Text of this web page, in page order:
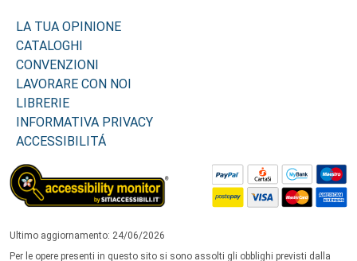
LA TUA OPINIONE
CATALOGHI
CONVENZIONI
LAVORARE CON NOI
LIBRERIE
INFORMATIVA PRIVACY
ACCESSIBILITÁ
Ultimo aggiornamento: 24/06/2026
Per le opere presenti in questo sito si sono assolti gli obblighi previsti dalla